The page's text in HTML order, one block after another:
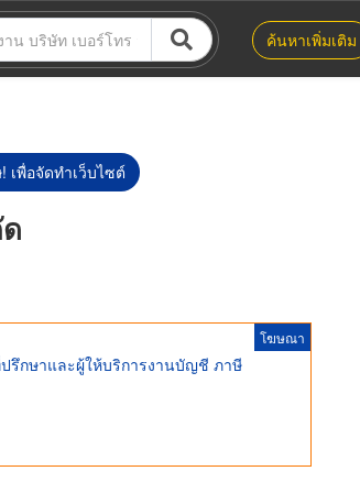
ค้นหาเพิ่มเติม
พื่อจัดทำเว็บไซต์
โฆษณา
รึกษาและผู้ให้บริการงานบัญชี ภาษี